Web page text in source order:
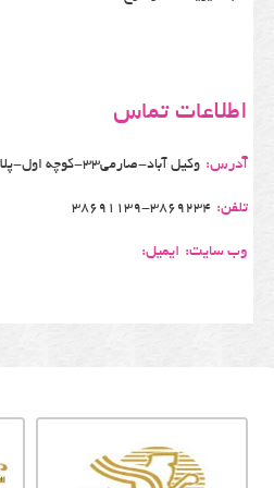
اطلاعات تماس
آدرس: وکیل آباد-صارمی33-کوچه اول-پلاک5 آرایشگاه ردیمه
تلفن: 38691139-3869234
وب سایت: ایمیل: